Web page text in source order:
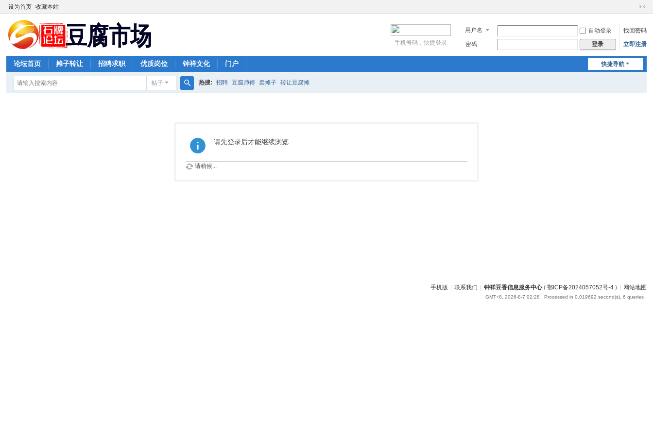
设为首页 收藏本站
切
到
窄
用户名 自动登录
找回密码
密码
登录 立即注册
手机号码，快捷登录
快捷导航
论坛首页 摊子转让 招聘求职 优质岗位 钟祥文化 门户
帖子 热搜: 招聘 豆腐师傅 卖摊子 转让豆腐摊
请先登录后才能继续浏览
请稍候...
手机版 联系我们 钟祥豆香信息服务中心( 鄂ICP备2024057052号-4) 网站地图
GMT+8, 2026-8-7 02:28 , Processed in 0.019692 second(s), 6 queries .